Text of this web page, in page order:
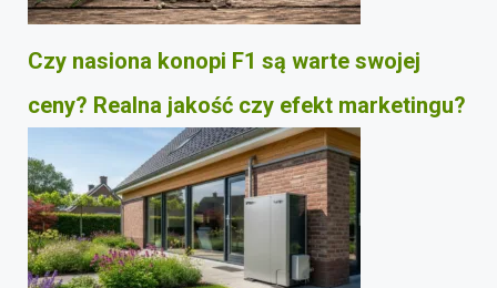
Czy nasiona konopi F1 są warte swojej
ceny? Realna jakość czy efekt marketingu?